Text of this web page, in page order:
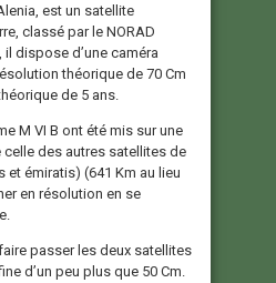
est un satellite
classé par le NORAD
dispose d’une caméra
théorique de 70 Cm
de 5 ans.
M VI B ont été mis sur une
des autres satellites de
et émiratis) (641 Km au lieu
en résolution en se
passer les deux satellites
d’un peu plus que 50 Cm.